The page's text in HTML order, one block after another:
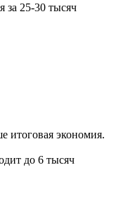
за 25-30 тысяч
итоговая экономия.
до 6 тысяч